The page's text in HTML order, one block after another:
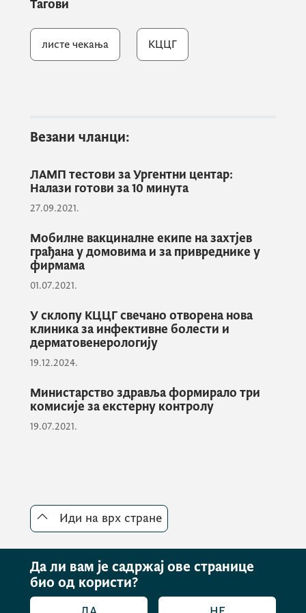
директорица КЦЦГ
медицински директор установе
Терзићи помоћница директора КЦЦГ за
контролу пружања здравствених услуга
Министар Шћекић је након састанка казао
недвосмислено спреман да одговори на
све изазове, те да је улога КЦЦГ у том
процесу незамјењива.
„Прије свега разговарали смо о ономе
што тишти наше грађане, односно
Менаџмент КЦЦГ је установио гдје су
одређени проблеми и препозао шта
треба да се предузме и у том правцу врло
брзо ће бити значајних промјена и листе
чекања сведене на дозовољену границу
поручио је министар Шћекић.
припреме за изградњу нових објеката који
ће много значити здравственом систему и
Црној Гори.
„ Мислим прије свега на Ургентни центар,
Тагови
листе чекања КЦЦГ
Везани чланци:
ЛАМП тестови за Ургентни центар:
Налази готови за 10 минута
27.09.2021.
Мобилне вакциналне екипе на захтјев
грађана у домовима и за привреднике у
фирмама
01.07.2021.
У склопу КЦЦГ свечано отворена нова
клиника за инфективне болести и
дерматовенерологију
19.12.2024.
Министарство здравља формирало три
комисије за екстерну контролу
19.07.2021.
Иди на врх стране
Да ли вам је садржај ове странице
био од користи?